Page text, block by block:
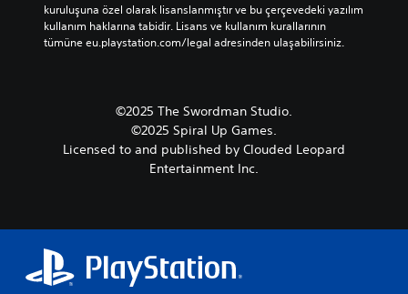
kuruluşuna özel olarak lisanslanmıştır ve bu çerçevedeki yazılım
kullanım haklarına tabidir. Lisans ve kullanım kurallarının
tümüne eu.playstation.com/legal adresinden ulaşabilirsiniz.
©2025 The Swordman Studio.
©2025 Spiral Up Games.
Licensed to and published by Clouded Leopard
Entertainment Inc.